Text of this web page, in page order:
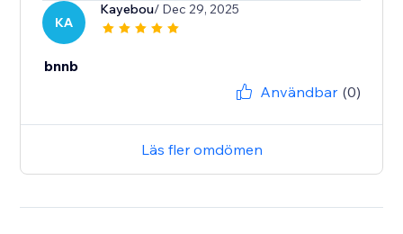
KA
Kayebou/ Dec 29, 2025
bnnb
Användbar (0)
Läs fler omdömen